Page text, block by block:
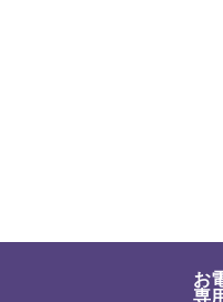
お
専